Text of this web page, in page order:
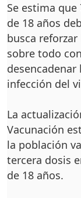
Se estima
de 18 años
bus­ca
sobre todo
infección del
La
Vacu­nación
la pobla­ción
tercera do­sis
de 18 años.